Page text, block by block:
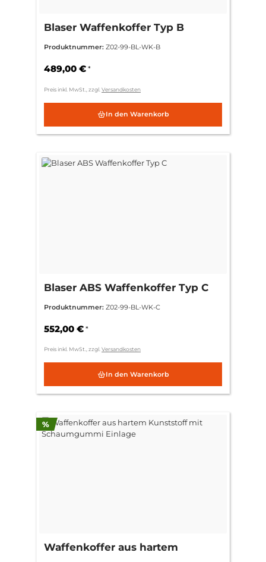
Blaser Waffenkoffer Typ B
Produktnummer: Z02-99-BL-WK-B
489,00 € *
Preis inkl. MwSt., zzgl. Versandkosten
In den Warenkorb
Blaser ABS Waffenkoffer Typ C
Produktnummer: Z02-99-BL-WK-C
552,00 € *
Preis inkl. MwSt., zzgl.Versandkosten
In den Warenkorb
%Rabatt
Waffenkoffer aus hartem